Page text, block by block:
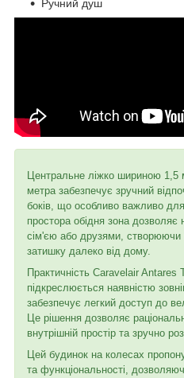
Ручний душ
Центральне ліжко шириною
метра забезпечує зручний
боків, що особливо важливо
простора обідня зона
сім'єю або друзями,
затишку далеко від дому.
Практичність Caravelair
підкреслюється наявністю
забезпечує легкий доступ до
Це рішення дозволяє
внутрішній простір та зручно
Цей будинок на колесах
та функціональності,